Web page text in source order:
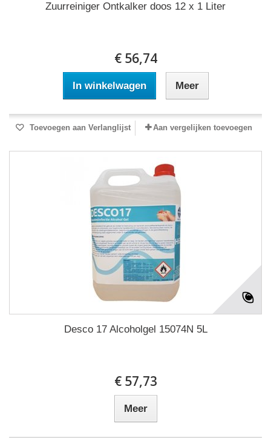
Zuurreiniger Ontkalker doos 12 x 1 Liter
€ 56,74
In winkelwagen Meer
Toevoegen aan Verlanglijst Aan vergelijken toevoegen
Desco 17 Alcoholgel 15074N 5L
€ 57,73
Meer